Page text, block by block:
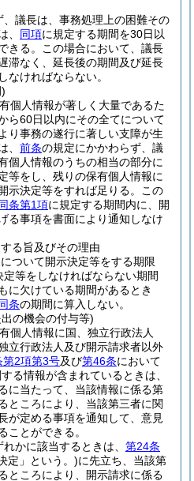
議長は、事務処理上の困難その
、 同項に規定する期間を30日以
きる。
この場合において、議長
滞なく、延長後の期間及び延長
なければならない。
個人情報が著しく大量であるた
ら60日以内にその全てについて
り事務の遂行に著しい支障が生
、 前条の規定にかかわらず、議
個人情報のうちの相当の部分に
等をし、残りの保有個人情報に
示決定等をすれば足りる。
この
条第1項に規定する期間内に、開
る事項を書面により通知しなけ
る旨及びその理由
ついて開示決定等をする期限
等をしなければならない期間
に欠けている期間があるとき
条の期間に算入しない。
の機会の付与等)
個人情報に国、独立行政法人
立行政法人及び開示請求者以外
第2項第3号及び第46条において
る情報が含まれているときは、
に当たって、当該情報に係る第
ところにより、当該第三者に関
が定める事項を通知して、意見
ことができる。
れかに該当するときは、 第24条
定」という。)に先立ち、当該第
ところにより、開示請求に係る